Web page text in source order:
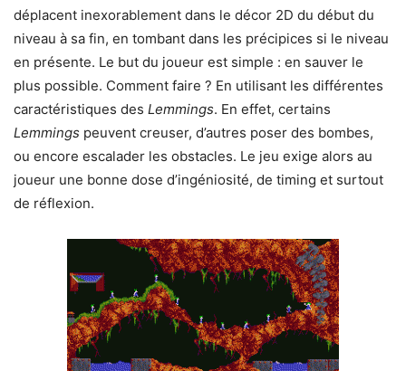
déplacent inexorablement dans le décor 2D du début du
niveau à sa fin, en tombant dans les précipices si le niveau
en présente. Le but du joueur est simple : en sauver le
plus possible. Comment faire ? En utilisant les différentes
caractéristiques des Lemmings. En effet, certains
Lemmings peuvent creuser, d’autres poser des bombes,
ou encore escalader les obstacles. Le jeu exige alors au
joueur une bonne dose d’ingéniosité, de timing et surtout
de réflexion.